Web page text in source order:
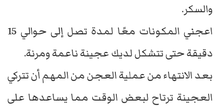
والسكر.
اعجني المكونات معًا لمدة تصل إلى حوالي 15
دقيقة حتى تتشكل لديك عجينة ناعمة ومرنة.
بعد الانتهاء من عملية العجن من المهم أن تتركي
العجينة ترتاح لبعض الوقت مما يساعدها على